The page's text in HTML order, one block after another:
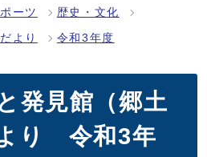
ーツ 歴史・文化
より 令和3年度
発見館（郷土
り 令和3年